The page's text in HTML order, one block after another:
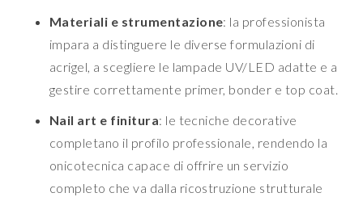
Materiali e strumentazione: la professionista
impara a distinguere le diverse formulazioni di
acrigel, a scegliere le lampade UV/LED adatte e a
gestire correttamente primer, bonder e top coat.
Nail art e finitura: le tecniche decorative
completano il profilo professionale, rendendo la
onicotecnica capace di offrire un servizio
completo che va dalla ricostruzione strutturale